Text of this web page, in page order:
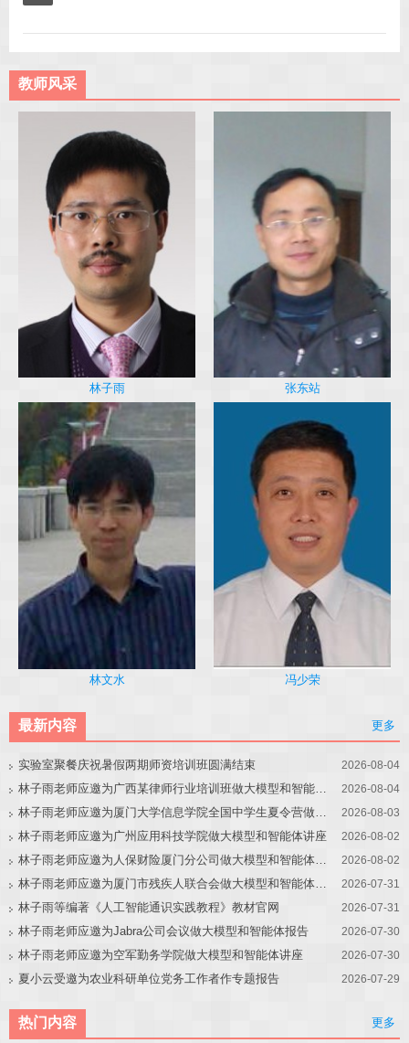
教师风采
林子雨 张东站
林文水 冯少荣
最新内容 更多
实验室聚餐庆祝暑假两期师资培训班圆满结束 2026-08-04
林子雨老师应邀为广西某律师行业培训班做大模型和智能体讲座 2026-08-04
林子雨老师应邀为厦门大学信息学院全国中学生夏令营做大模型讲座 2026-08-03
林子雨老师应邀为广州应用科技学院做大模型和智能体讲座 2026-08-02
林子雨老师应邀为人保财险厦门分公司做大模型和智能体讲座 2026-08-02
林子雨老师应邀为厦门市残疾人联合会做大模型和智能体讲座 2026-07-31
林子雨等编著《人工智能通识实践教程》教材官网 2026-07-31
林子雨老师应邀为Jabra公司会议做大模型和智能体报告 2026-07-30
林子雨老师应邀为空军勤务学院做大模型和智能体讲座 2026-07-30
夏小云受邀为农业科研单位党务工作者作专题报告 2026-07-29
热门内容 更多